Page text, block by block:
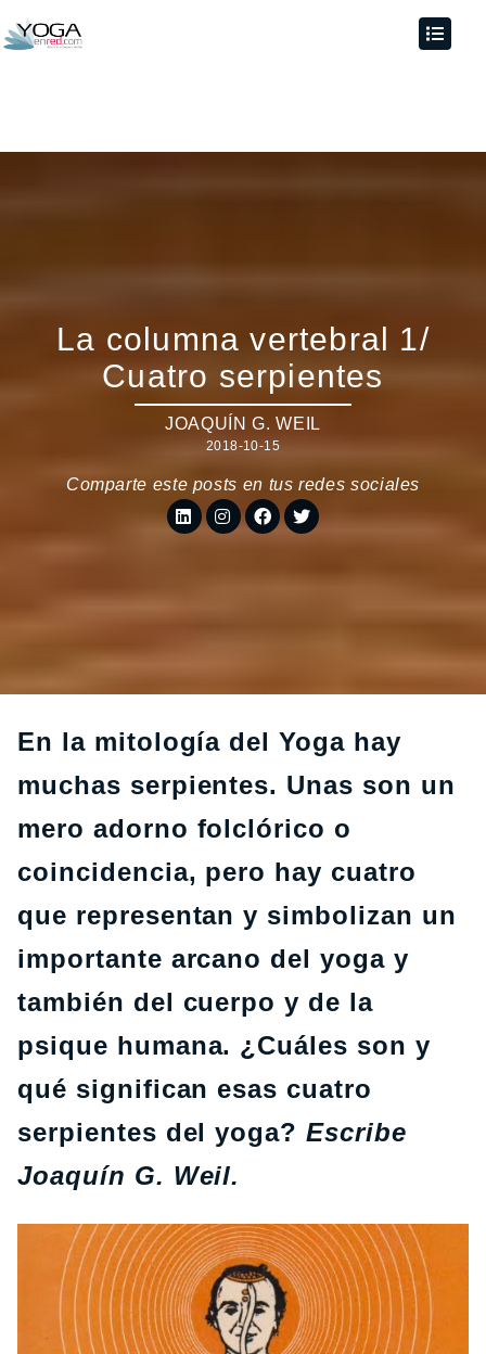
La columna vertebral 1/
Cuatro serpientes
JOAQUÍN G. WEIL
2018-10-15
Comparte este posts en tus redes sociales
En la mitología del Yoga hay
muchas serpientes. Unas son un
mero adorno folclórico o
coincidencia, pero hay cuatro
que representan y simbolizan un
importante arcano del yoga y
también del cuerpo y de la
psique humana. ¿Cuáles son y
qué significan esas cuatro
serpientes del yoga?Escribe
Joaquín G. Weil.